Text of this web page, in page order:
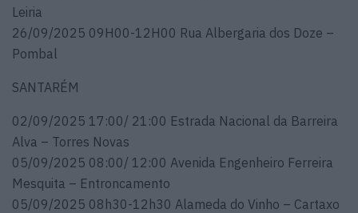
Leiria
26/09/2025 09H00-12H00 Rua Albergaria dos Doze –
Pombal
SANTARÉM
02/09/2025 17:00/ 21:00 Estrada Nacional da Barreira
Alva – Torres Novas
05/09/2025 08:00/ 12:00 Avenida Engenheiro Ferreira
Mesquita – Entroncamento
05/09/2025 08h30-12h30 Alameda do Vinho – Cartaxo